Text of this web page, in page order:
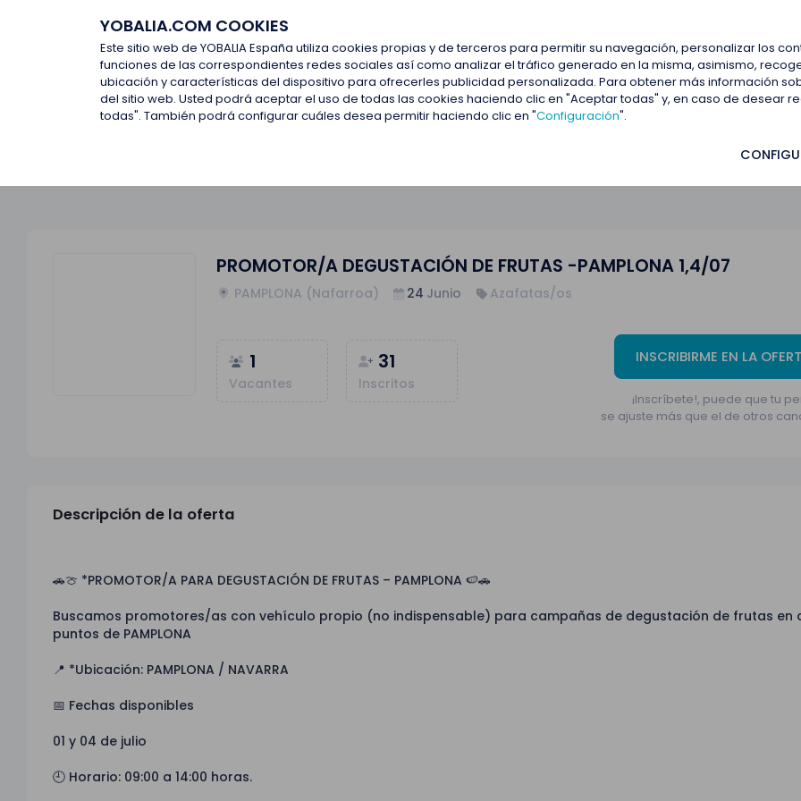
YOBALIA.COM COOKIES
Este sitio web de YOBALIA España utiliza cookies propias y de terceros para permitir su navegación, personalizar los
funciones de las correspondientes redes sociales así como analizar el tráfico generado en la misma, asimismo,
ubicación y características del dispositivo para ofrecerles publicidad personalizada. Para obtener más información
del sitio web. Usted podrá aceptar el uso de todas las cookies haciendo clic en "Aceptar todas" y, en caso de desear
todas". También podrá configurar cuáles desea permitir haciendo clic en "Configuración".
Últimas ofertas
Últimas ofertas PROMOTOR/A DEGUSTACIÓN DE FRUTAS -PAMPLONA 1,4/07
PROMOTOR/A DEGUSTACIÓN DE FRUTAS -PAMPLONA 1,4/07
PAMPLONA (Nafarroa) 24 Junio Azafatas/os
1
Vacantes
31
Inscritos
INSCRIBIRME EN LA
¡Inscríbete!, puede que tu
se ajuste más que el de otros
Descripción de la oferta
🚗🍈 *PROMOTOR/A PARA DEGUSTACIÓN DE FRUTAS – PAMPLONA 🍉🚗
Buscamos promotores/as con vehículo propio (no indispensable) para campañas de degustación de frutas en
puntos de PAMPLONA
📍 *Ubicación: PAMPLONA / NAVARRA
📅 Fechas disponibles
01 y 04 de julio
🕘 Horario: 09:00 a 14:00 horas.